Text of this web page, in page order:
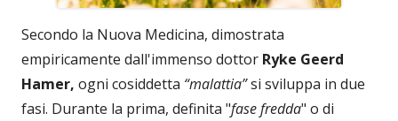
Secondo la Nuova Medicina, dimostrata
empiricamente dall'immenso dottor Ryke Geerd
Hamer, ogni cosiddetta “malattia”si sviluppa in due
fasi. Durante la prima, definita "fase fredda" o di